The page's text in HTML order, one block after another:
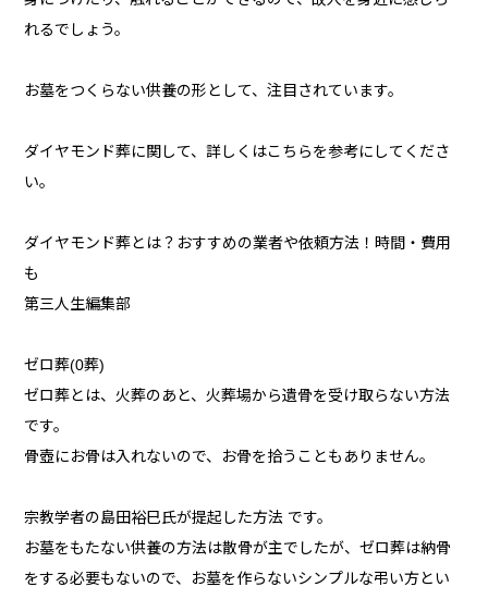
れるでしょう。
お墓をつくらない供養の形として、注目されています。
ダイヤモンド葬に関して、詳しくはこちらを参考にしてくださ
い。
ダイヤモンド葬とは？おすすめの業者や依頼方法！時間・費用
も
第三人生編集部
ゼロ葬(0葬)
ゼロ葬とは、火葬のあと、火葬場から遺骨を受け取らない方法
です。
骨壺にお骨は入れないので、お骨を拾うこともありません。
宗教学者の島田裕巳氏が提起した方法 です。
お墓をもたない供養の方法は散骨が主でしたが、ゼロ葬は納骨
をする必要もないので、お墓を作らないシンプルな弔い方とい